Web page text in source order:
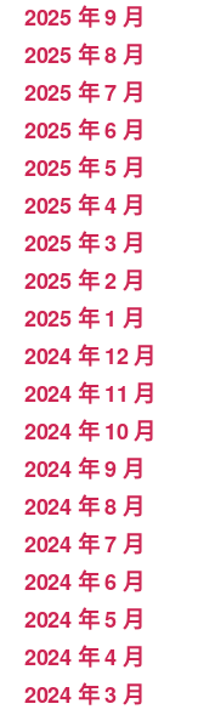
2025 年 9 月
2025 年 8 月
2025 年 7 月
2025 年 6 月
2025 年 5 月
2025 年 4 月
2025 年 3 月
2025 年 2 月
2025 年 1 月
2024 年 12 月
2024 年 11 月
2024 年 10 月
2024 年 9 月
2024 年 8 月
2024 年 7 月
2024 年 6 月
2024 年 5 月
2024 年 4 月
2024 年 3 月